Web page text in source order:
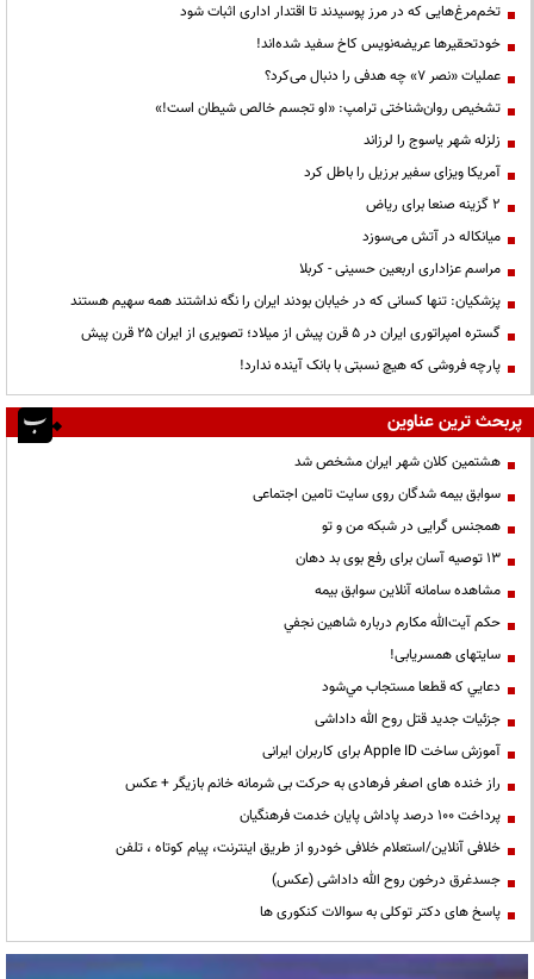
تخم‌مرغ‌هایی که در مرز پوسیدند تا اقتدار اداری اثبات شود
خودتحقیرها عریضه‌نویس کاخ سفید شده‌اند!
عملیات «نصر ۷» چه هدفی را دنبال می‌کرد؟
تشخیص روان‌شناختی ترامپ: «او تجسم خالص شیطان است!»
زلزله شهر یاسوج را لرزاند
آمریکا ویزای سفیر برزیل را باطل کرد
۲ گزینه صنعا برای ریاض
میانکاله در آتش می‌سوزد
مراسم عزاداری اربعین حسینی - کربلا
پزشکیان: تنها کسانی که در خیابان بودند ایران را نگه نداشتند همه سهیم هستند
گستره امپراتوری ایران در ۵ قرن پیش از میلاد؛ تصویری از ایران ۲۵ قرن پیش
پارچه فروشی که هیچ نسبتی با بانک آینده ندارد!
پربحث ترین عناوین
هشتمین کلان شهر ایران مشخص شد
سوابق بیمه شدگان روی سایت تامین اجتماعی
همجنس گرایی در شبکه من و تو
13 توصیه آسان برای رفع بوی بد دهان
مشاهده سامانه آنلاين سوابق بیمه
حكم آيت‌الله مكارم درباره شاهين نجفي
سایتهای همسریابی!
دعايي كه قطعا مستجاب مي‌شود
جزئیات جدید قتل روح الله داداشی
آموزش ساخت Apple ID برای کاربران ایرانی
راز خنده های اصغر فرهادی به حرکت بی شرمانه خانم بازیگر + عکس
پرداخت ۱۰۰ درصد پاداش پایان خدمت فرهنگیان
خلافی آنلاین/استعلام خلافی خودرو از طریق اینترنت، پیام کوتاه ، تلفن
جسدغرق درخون روح الله داداشی (عکس)
پاسخ های دکتر توکلی به سوالات کنکوری ها